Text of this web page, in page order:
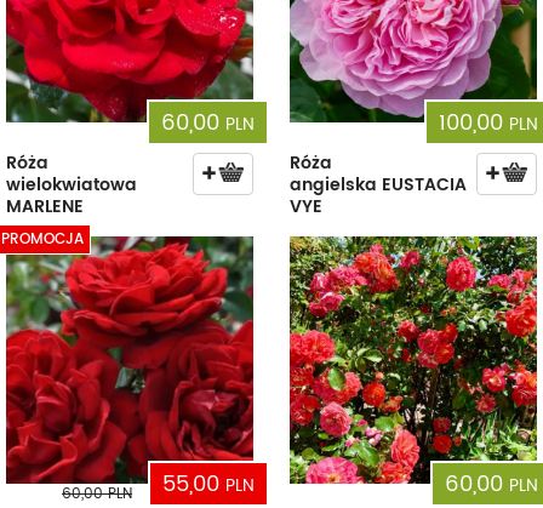
60,00 PLN
Róża
wielokwiatowa
MARLENE
100,00 PLN
Róża
angielska EUSTACIA
VYE
PROMOCJA
55,00 PLN
60,00PLN 60,00 PLN